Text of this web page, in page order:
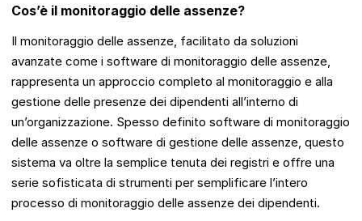
Cos’è il monitoraggio delle assenze?
Il monitoraggio delle assenze, facilitato da soluzioni
avanzate come i software di monitoraggio delle assenze,
rappresenta un approccio completo al monitoraggio e alla
gestione delle presenze dei dipendenti all’interno di
un’organizzazione. Spesso definito software di monitoraggio
delle assenze o software di gestione delle assenze, questo
sistema va oltre la semplice tenuta dei registri e offre una
serie sofisticata di strumenti per semplificare l’intero
processo di monitoraggio delle assenze dei dipendenti.